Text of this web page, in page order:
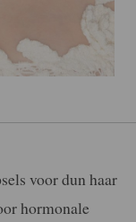
voor dun haar
hormonale